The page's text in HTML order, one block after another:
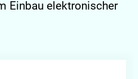
Einbau elektronischer